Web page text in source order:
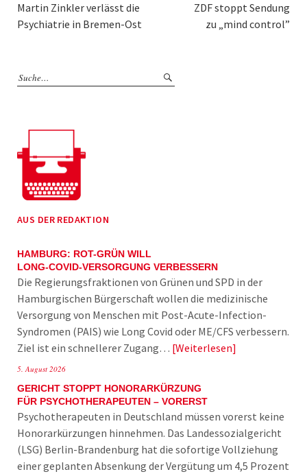
Martin Zinkler verlässt die
Psychiatrie in Bremen-Ost
ZDF stoppt Sendung
zu „mind control”
AUS DER REDAKTION
HAMBURG: ROT-GRÜN WILL
LONG-COVID-VERSORGUNG VERBESSERN
Die Regierungsfraktionen von Grünen und SPD in der
Hamburgischen Bürgerschaft wollen die medizinische
Versorgung von Menschen mit Post-Acute-Infection-
Syndromen (PAIS) wie Long Covid oder ME/CFS verbessern.
Ziel ist ein schnellerer Zugang… Weiterlesen
5. August 2026
GERICHT STOPPT HONORARKÜRZUNG
FÜR PSYCHOTHERAPEUTEN – VORERST
Psychotherapeuten in Deutschland müssen vorerst keine
Honorarkürzungen hinnehmen. Das Landessozialgericht
(LSG) Berlin-Brandenburg hat die sofortige Vollziehung
einer geplanten Absenkung der Vergütung um 4,5 Prozent